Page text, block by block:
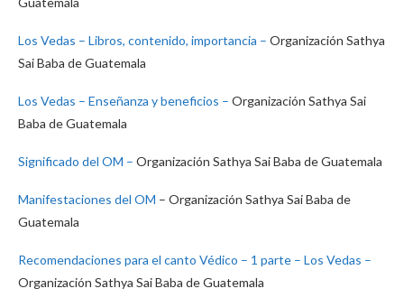
Los Vedas – Libros, contenido, importancia – Organización Sathya
Sai Baba de Guatemala
Los Vedas – Enseñanza y beneficios – Organización Sathya Sai
Baba de Guatemala
Significado del OM – Organización Sathya Sai Baba de Guatemala
Manifestaciones del OM – Organización Sathya Sai Baba de
Guatemala
Recomendaciones para el canto Védico – 1 parte – Los Vedas –
Organización Sathya Sai Baba de Guatemala